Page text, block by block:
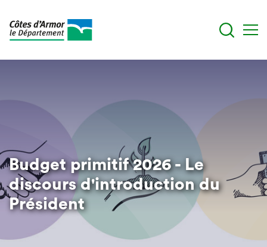
Budget primitif 2026 - Le
discours d'introduction du
Président